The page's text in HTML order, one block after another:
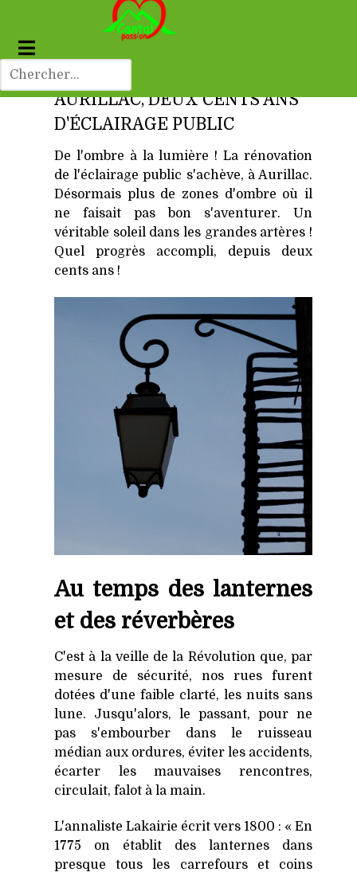
AURILLAC, DEUX CENTS ANS
D'ÉCLAIRAGE PUBLIC
De l'ombre à la lumière ! La rénovation
de l'éclairage public s'achève, à Aurillac.
Désormais plus de zones d'ombre où il
ne faisait pas bon s'aventurer. Un
véritable soleil dans les grandes artères !
Quel progrès accompli, depuis deux
cents ans !
Au temps des lanternes
et des réverbères
C'est à la veille de la Révolution que, par
mesure de sécurité, nos rues furent
dotées d'une faible clarté, les nuits sans
lune. Jusqu'alors, le passant, pour ne
pas s'embourber dans le ruisseau
médian aux ordures, éviter les accidents,
écarter les mauvaises rencontres,
circulait, falot à la main.
L'annaliste Lakairie écrit vers 1800 : « En
1775 on établit des lanternes dans
presque tous les carrefours et coins